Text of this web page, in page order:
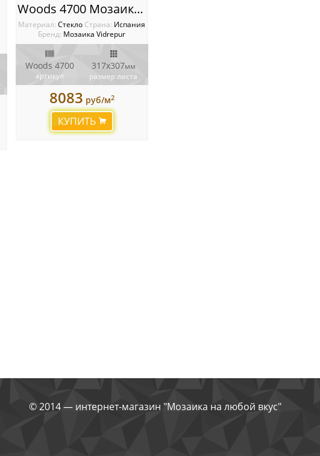
Woods 4700 Мозаика Vidrepur Hexagon
Материал:Стекло Cтрана: Испания
Бренд: Мозаика Vidrepur
Woods 4700
артикул
317x307мм
размер листа
8083 руб/м2
КУПИТЬ
© 2014 — интернет-магазин "Мозаика на любой вкус"